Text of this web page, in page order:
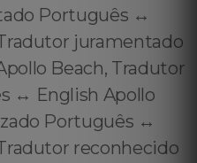
Português ↔️
juramentado
Beach, Tradutor
↔️ English Apollo
Português ↔️
reconhecido